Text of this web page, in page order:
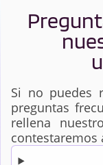
Si no puedes
preguntas
rellena
contestaremos